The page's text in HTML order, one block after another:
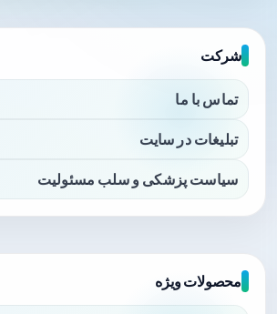
شرکت
تماس با ما
تبلیغات در سایت
سیاست پزشکی و سلب مسئولیت
محصولات ویژه